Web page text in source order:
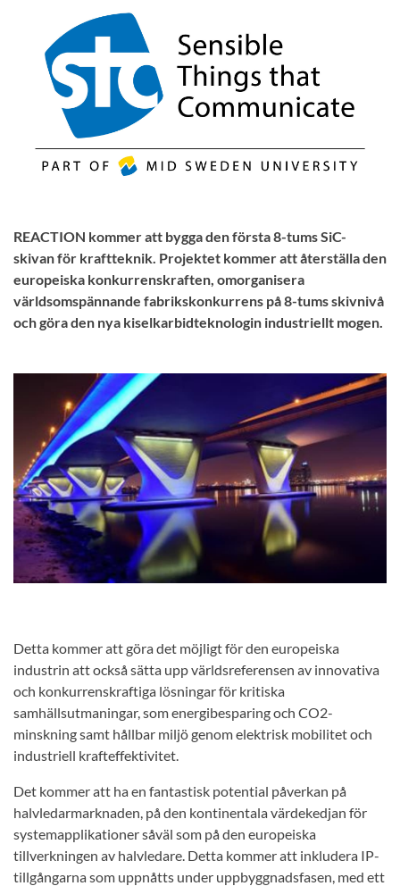
REACTION kommer att bygga den första 8-tums SiC-
skivan för kraftteknik. Projektet kommer att återställa den
europeiska konkurrenskraften, omorganisera
världsomspännande fabrikskonkurrens på 8-tums skivnivå
och göra den nya kiselkarbidteknologin industriellt mogen.
Detta kommer att göra det möjligt för den europeiska
industrin att också sätta upp världsreferensen av innovativa
och konkurrenskraftiga lösningar för kritiska
samhällsutmaningar, som energibesparing och CO2-
minskning samt hållbar miljö genom elektrisk mobilitet och
industriell krafteffektivitet.
Det kommer att ha en fantastisk potential påverkan på
halvledarmarknaden, på den kontinentala värdekedjan för
systemapplikationer såväl som på den europeiska
tillverkningen av halvledare. Detta kommer att inkludera IP-
tillgångarna som uppnåtts under uppbyggnadsfasen, med ett